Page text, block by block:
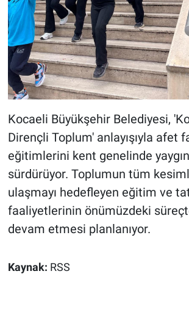
Kocaeli Büyükşehir Belediyesi,
Dirençli Toplum' anlayışıyla afet
eğitimlerini kent genelinde
sürdürüyor. Toplumun tüm
ulaşmayı hedefleyen eğitim ve
faaliyetlerinin önümüzdeki
devam etmesi planlanıyor.
Kaynak: RSS